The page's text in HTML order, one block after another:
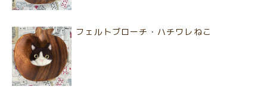
フェルトブローチ・ハチワレねこ